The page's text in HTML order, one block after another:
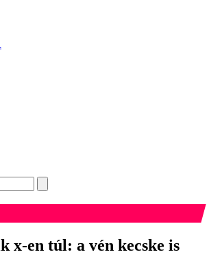
x-en túl: a vén kecske is